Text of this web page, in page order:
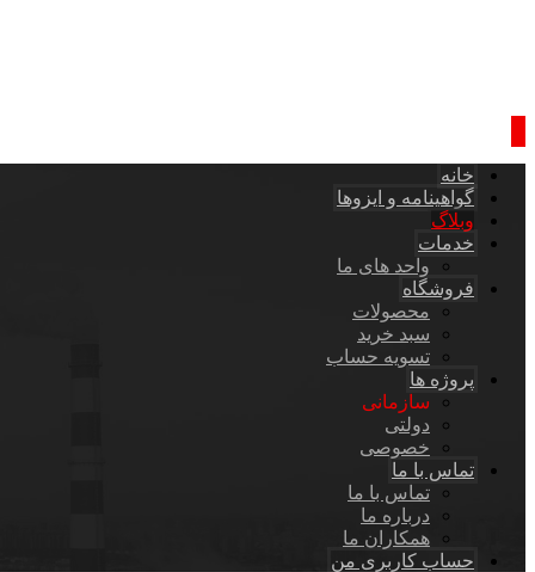
خانه
گواهینامه و ایزوها
وبلاگ
خدمات
واحد های ما
فروشگاه
محصولات
سبد خرید
تسویه حساب
پروژه ها
سازمانی
دولتی
خصوصی
تماس با ما
تماس با ما
درباره ما
همکاران ما
حساب کاربری من